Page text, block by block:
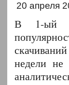
20 апреля
В 1-ый
недели